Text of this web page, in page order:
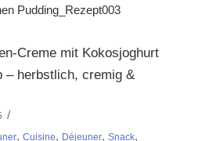
Creme mit Kokosjoghurt
– herbstlich, cremig &
, Cuisine, Déjeuner, Snack,